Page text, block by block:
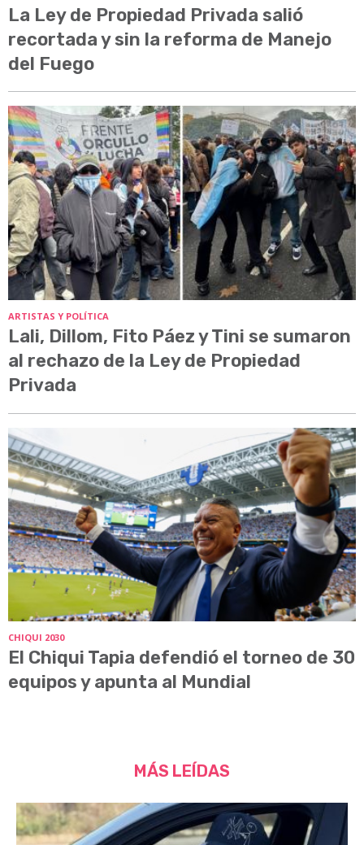
La Ley de Propiedad Privada salió
recortada y sin la reforma de Manejo
del Fuego
ARTISTAS Y POLÍTICA
Lali, Dillom, Fito Páez y Tini se sumaron
al rechazo de la Ley de Propiedad
Privada
CHIQUI 2030
El Chiqui Tapia defendió el torneo de 30
equipos y apunta al Mundial
MÁS LEÍDAS